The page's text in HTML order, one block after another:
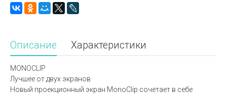
Описание Характеристики
MONOCLIP
Лучшее от двух экранов
Новый проекционный экран MonoClip сочетает в себе